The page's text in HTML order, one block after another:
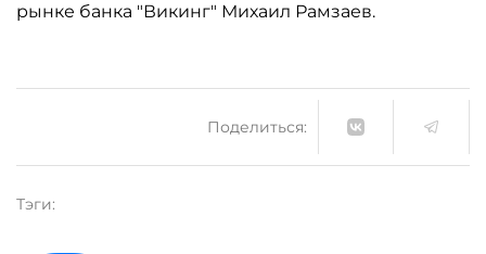
рынке банка "Викинг" Михаил Рамзаев.
Поделиться:
Тэги: